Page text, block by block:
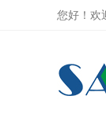
您好！欢